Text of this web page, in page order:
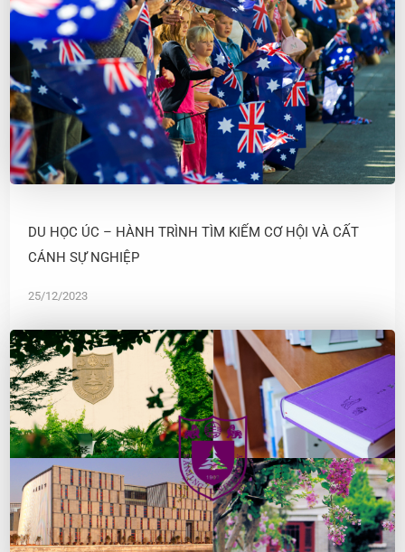
DU HỌC ÚC – HÀNH TRÌNH TÌM KIẾM CƠ HỘI VÀ CẤT
CÁNH SỰ NGHIỆP
25/12/2023